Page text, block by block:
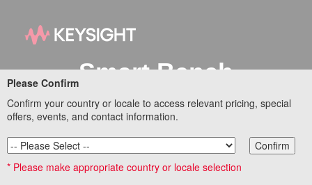
Smart Bench
Essentialsシリーズ
4機種揃った高性能エン
トリーモデル
Please Confirm
Confirm your country or locale to access relevant pricing, special
offers, events, and contact information.
Confirm
* Please make appropriate country or locale selection